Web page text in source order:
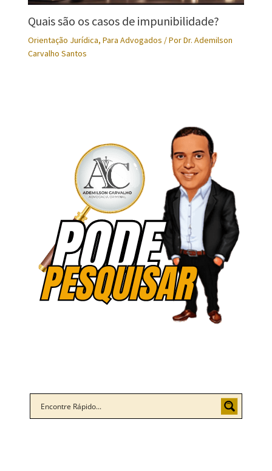
Quais são os casos de impunibilidade?
Orientação Jurídica, Para Advogados / PorDr. Ademilson
Carvalho Santos